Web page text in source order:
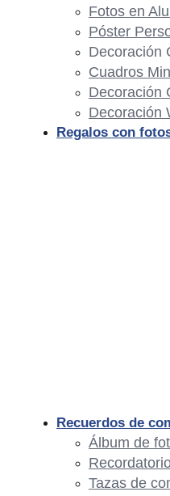
Fotos en
Póster
Decoración
Cuadros
Decoración
Decoración
Regalos con
Recuerdos de
Álbum de
Tazas de